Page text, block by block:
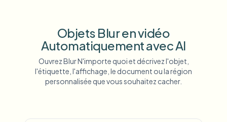
Objets Blur en vidéo
Automatiquement avec AI
Ouvrez Blur N'importe quoi et décrivez l'objet,
l'étiquette, l'affichage, le document ou la région
personnalisée que vous souhaitez cacher.